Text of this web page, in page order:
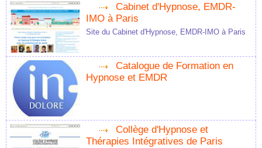
Cabinet d'Hypnose, EMDR-
IMO à Paris
Site du Cabinet d'Hypnose, EMDR-IMO à Paris
Catalogue de Formation en
Hypnose et EMDR
Collège d'Hypnose et
Thérapies Intégratives de Paris